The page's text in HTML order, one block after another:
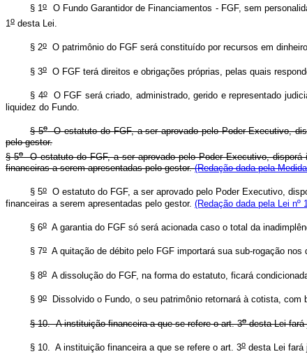
§ 1oO Fundo Garantidor de Financiamentos - FGF, sem
1o desta Lei.
§ 2o O patrimônio do FGF será constituído por recursos em
§ 3o O FGF terá direitos e obrigações próprias, pelas quais
§ 4oO FGF será criado, administrado, gerido e representado
liquidez do Fundo.
§ 5oO estatuto do FGF, a ser aprovado pelo Poder Executivo,
pelo gestor.
§ 5oO estatuto do FGF, a ser aprovado pelo Poder Executivo, disporá
financeiras a serem apresentadas pelo gestor.(Redação dada pela
§ 5o
O estatuto do FGF, a ser aprovado pelo Poder Executivo,
financeiras a serem apresentadas pelo gestor. (Redação dada pela Lei nº
§ 6o A garantia do FGF só será acionada caso o total da
§ 7o A quitação de débito pelo FGF importará sua sub-rogação
§ 8o A dissolução do FGF, na forma do estatuto, ficará
§ 9o Dissolvido o Fundo, o seu patrimônio retornará à cotista,
§ 10. A instituição financeira a que se refere o art. 3odesta Lei fará
§ 10. A instituição financeira a que se refere o art. 3o desta Lei fará